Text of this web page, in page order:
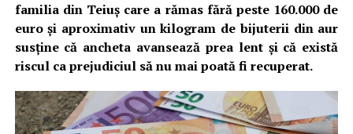
familia din Teiuș care a rămas fără peste 160.000 de
euro și aproximativ un kilogram de bijuterii din aur
susține că ancheta avansează prea lent și că există
riscul ca prejudiciul să nu mai poată fi recuperat.